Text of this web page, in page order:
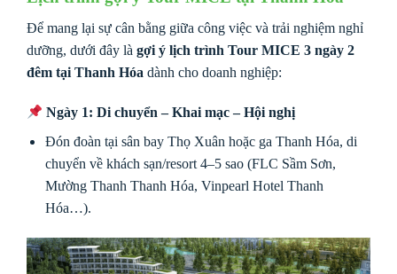
Để mang lại sự cân bằng giữa công việc và trải nghiệm nghỉ
dưỡng, dưới đây là gợi ý lịch trình Tour MICE 3 ngày 2
đêm tại Thanh Hóa dành cho doanh nghiệp:
Ngày 1: Di chuyển – Khai mạc – Hội nghị
Đón đoàn tại sân bay Thọ Xuân hoặc ga Thanh Hóa, di
chuyển về khách sạn/resort 4–5 sao (FLC Sầm Sơn,
Mường Thanh Thanh Hóa, Vinpearl Hotel Thanh
Hóa…).